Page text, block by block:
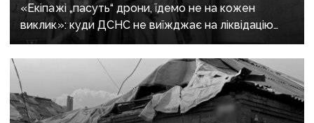
«Екіпажі „пасуть“ дрони, їдемо не на кожен
виклик»: куди ДСНС не виїжджає на ліквідацію
надзвичайних ситуацій у Краматорську
та Слов’янську